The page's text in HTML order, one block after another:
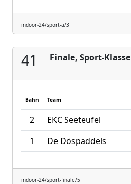
indoor-24/sport-a/3
41 Finale, Sport-Klasse
Bahn Team
2 EKC Seeteufel
1
De Döspaddels
indoor-24/sport-finale/5